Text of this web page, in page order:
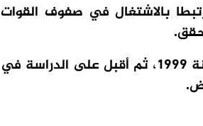
بالاشتغال في صفوف القوات
نال أشرف شهادة الباكالوريا في شعبة العلوم التجريبية، سنة 1999، ثم أقبل على الدراسة في